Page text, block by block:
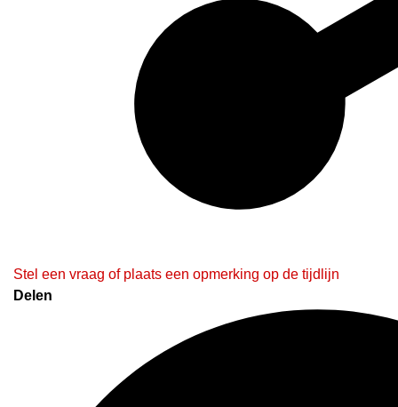
Stel een vraag of plaats een opmerking op de tijdlijn
Delen